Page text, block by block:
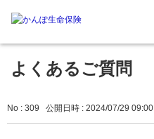
よくあるご質問
No : 309 公開日時 : 2024/07/29 09:00